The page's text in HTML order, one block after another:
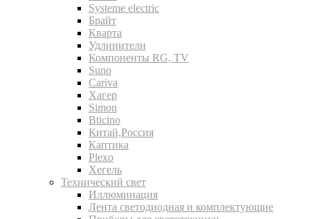
Systeme electric
Брайт
Кварта
Удлинители
Компоненты RG, TV
Suno
Cariva
Хагер
Simon
Bticino
Китай,Россия
Каптика
Plexo
Хегель
Технический свет
Иллюминация
Лента светодиодная и комплектующие